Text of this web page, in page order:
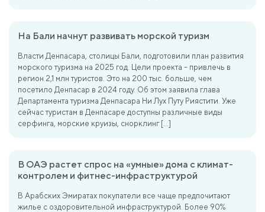
На Бали начнут развивать морской туризм
Власти Денпасара, столицы Бали, подготовили план развития
морского туризма на 2025 год. Цели проекта – привлечь в
регион 2,1 млн туристов. Это на 200 тыс. больше, чем
посетило Денпасар в 2024 году. Об этом заявила глава
Департамента туризма Денпасара Ни Лух Путу Риястити. Уже
сейчас туристам в Денпасаре доступны различные виды
серфинга, морские круизы, снорклинг […]
В ОАЭ растет спрос на «умные» дома с климат-
контролем и фитнес-инфраструктурой
В Арабских Эмиратах покупатели все чаще предпочитают
жилье с оздоровительной инфраструктурой. Более 90%